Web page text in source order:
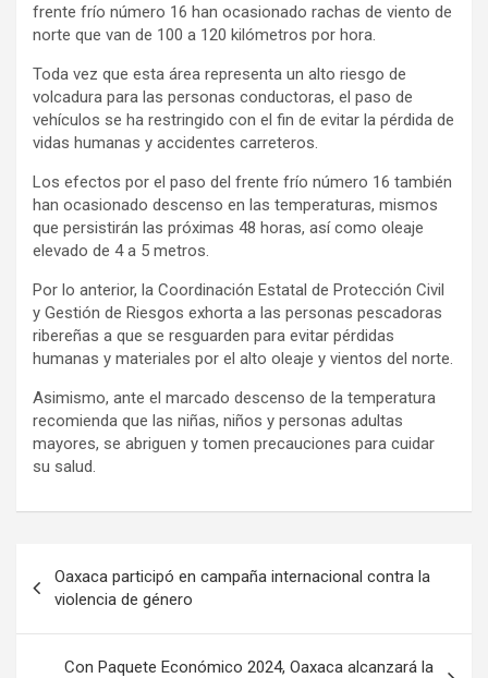
frente frío número 16 han ocasionado rachas de viento de
norte que van de 100 a 120 kilómetros por hora.
Toda vez que esta área representa un alto riesgo de
volcadura para las personas conductoras, el paso de
vehículos se ha restringido con el fin de evitar la pérdida de
vidas humanas y accidentes carreteros.
Los efectos por el paso del frente frío número 16 también
han ocasionado descenso en las temperaturas, mismos
que persistirán las próximas 48 horas, así como oleaje
elevado de 4 a 5 metros.
Por lo anterior, la Coordinación Estatal de Protección Civil
y Gestión de Riesgos exhorta a las personas pescadoras
ribereñas a que se resguarden para evitar pérdidas
humanas y materiales por el alto oleaje y vientos del norte.
Asimismo, ante el marcado descenso de la temperatura
recomienda que las niñas, niños y personas adultas
mayores, se abriguen y tomen precauciones para cuidar
su salud.
de
entradas
Oaxaca participó en campaña internacional contra la
violencia de género
Con Paquete Económico 2024, Oaxaca alcanzará la